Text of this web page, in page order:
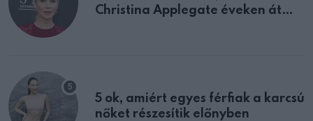
Christina Applegate éveken át
5 ok, amiért egyes férfiak a karcsú
nőket részesítik előnyben